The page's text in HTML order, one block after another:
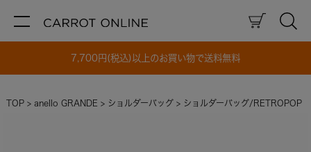
7,700円(税込)以上のお買い物で送料無料
TOP anello GRANDE ショルダーバッグ ショルダーバッグ/RETROPOP